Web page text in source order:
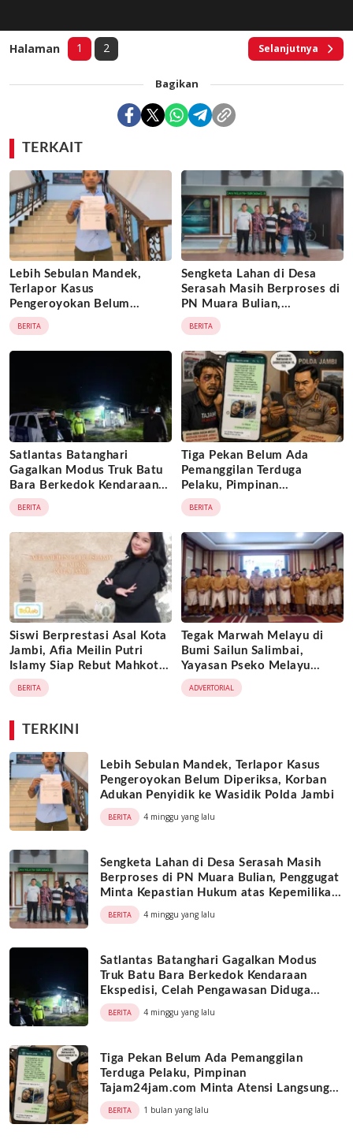
Halaman 1 2 Selanjutnya
Bagikan
TERKAIT
Lebih Sebulan Mandek,
Terlapor Kasus
Pengeroyokan Belum
Diperiksa, Korban Adukan
Penyidik ke Wasidik Polda
Jambi
BERITA
Sengketa Lahan di Desa
Serasah Masih Berproses di
PN Muara Bulian,
Penggugat Minta Kepastian
Hukum atas Kepemilikan
Objek Tanah
BERITA
Satlantas Batanghari
Gagalkan Modus Truk Batu
Bara Berkedok Kendaraan
Ekspedisi, Celah
Pengawasan Diduga
Dimanfaatkan Oknum
BERITA
Tiga Pekan Belum Ada
Pemanggilan Terduga
Pelaku, Pimpinan
Tajam24jam.com Minta
Atensi Langsung Kapolda
Jambi
BERITA
Siswi Berprestasi Asal Kota
Jambi, Afia Meilin Putri
Islamy Siap Rebut Mahkota
Putri Jambi 2026
BERITA
Tegak Marwah Melayu di
Bumi Sailun Salimbai,
Yayasan Pseko Melayu
Jambi Resmi Dikukuhkan:
Satukan Adat, Jaga Warisan
ADVERTORIAL
TERKINI
Lebih Sebulan Mandek, Terlapor Kasus
Pengeroyokan Belum Diperiksa, Korban
Adukan Penyidik ke Wasidik Polda Jambi
BERITA 4 minggu yang lalu
Sengketa Lahan di Desa Serasah Masih
Berproses di PN Muara Bulian, Penggugat
Minta Kepastian Hukum atas Kepemilikan
Objek Tanah
BERITA 4 minggu yang lalu
Satlantas Batanghari Gagalkan Modus
Truk Batu Bara Berkedok Kendaraan
Ekspedisi, Celah Pengawasan Diduga
Dimanfaatkan Oknum
BERITA 4 minggu yang lalu
Tiga Pekan Belum Ada Pemanggilan
Terduga Pelaku, Pimpinan
Tajam24jam.com Minta Atensi Langsung
Kapolda Jambi
BERITA 1 bulan yang lalu